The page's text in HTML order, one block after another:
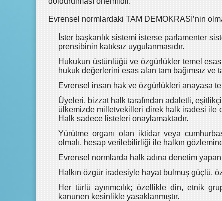
Evrensel normlardaki TAM DEMOKRASİ’nin
İster başkanlık sistemi isterse parlamenter
prensibinin katıksız uygulanmasıdır.
Hukukun üstünlüğü ve özgürlükler temel
hukuk değerlerini esas alan tam bağımsız ve
Evrensel insan hak ve özgürlükleri anayasa
Üyeleri, bizzat halk tarafından adaletli,
ülkemizde milletvekilleri direk halk iradesi ile
Halk sadece listeleri onaylamaktadır.
Yürütme organı olan iktidar veya
olmalı, hesap verilebilirliği ile halkın
Evrensel normlarda halk adına denetim yapan
Halkın özgür iradesiyle hayat bulmuş güçlü,
Her türlü ayırımcılık; özellikle din, etnik
kanunen kesinlikle yasaklanmıştır.